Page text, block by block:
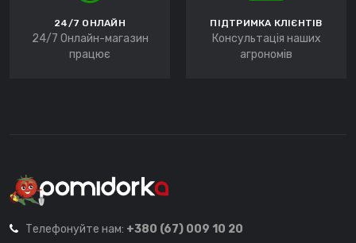
24/7 ОНЛАЙН
24/7 Онлайн-магазин
працює
ПІДТРИМКА КЛІЄНТІВ
Консультація наших
агрономів
Телефонуйте нам: +380 (67) 009 10 20